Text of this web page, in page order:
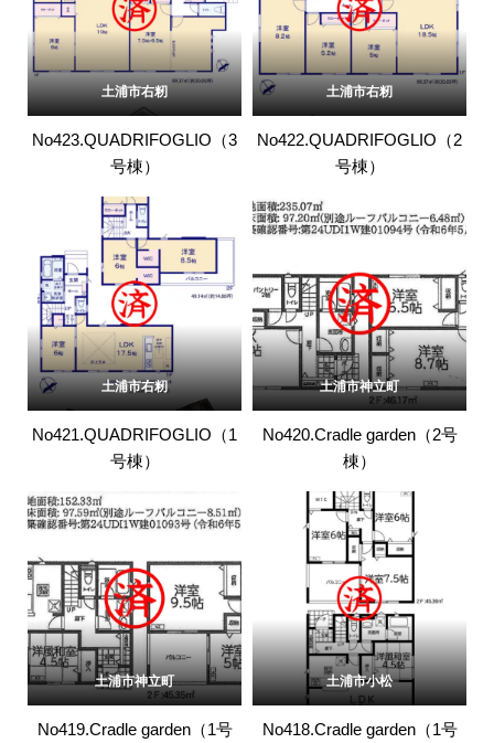
土浦市右籾
No423.QUADRIFOGLIO（3
号棟）
土浦市右籾
No422.QUADRIFOGLIO（2
号棟）
土浦市右籾
No421.QUADRIFOGLIO（1
号棟）
土浦市神立町
No420.Cradle garden（2号
棟）
土浦市神立町
No419.Cradle garden（1号
土浦市小松
No418.Cradle garden（1号